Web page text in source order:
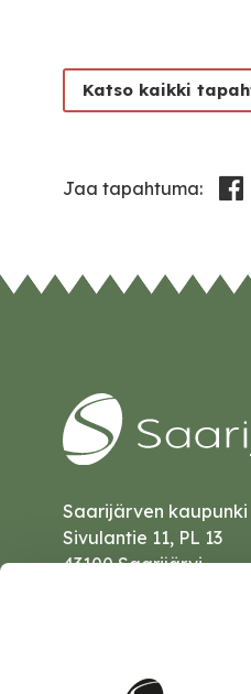
Katso kaikki
Jaa tapahtuma:
Saarijärven kaupunki
Sivulantie 11, PL 13
43100 Saarijärvi